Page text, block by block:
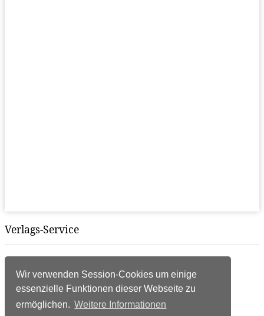
Wir verwenden Session-Cookies um einige
essenzielle Funktionen dieser Webseite zu
ermöglichen. Weitere Informationen
Verlags-Service
Datenschutzerklärung
Mediaservice/Mediadaten
Leserservice/Abonnements